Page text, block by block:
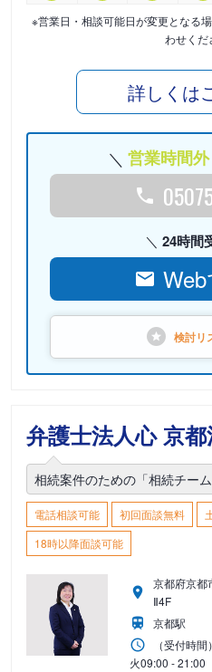
※営業日・相談可能日が変更となる
わせくだ
詳しくは
営業時間外
24時間
検討リ
弁護士法人心 京
相続案件のための「相続チー
電話相談可能 初回面談無料
18時以降面談可能
京都府京都
Ⅱ4F
京都駅
（受付時間）
火09:00 - 21:00